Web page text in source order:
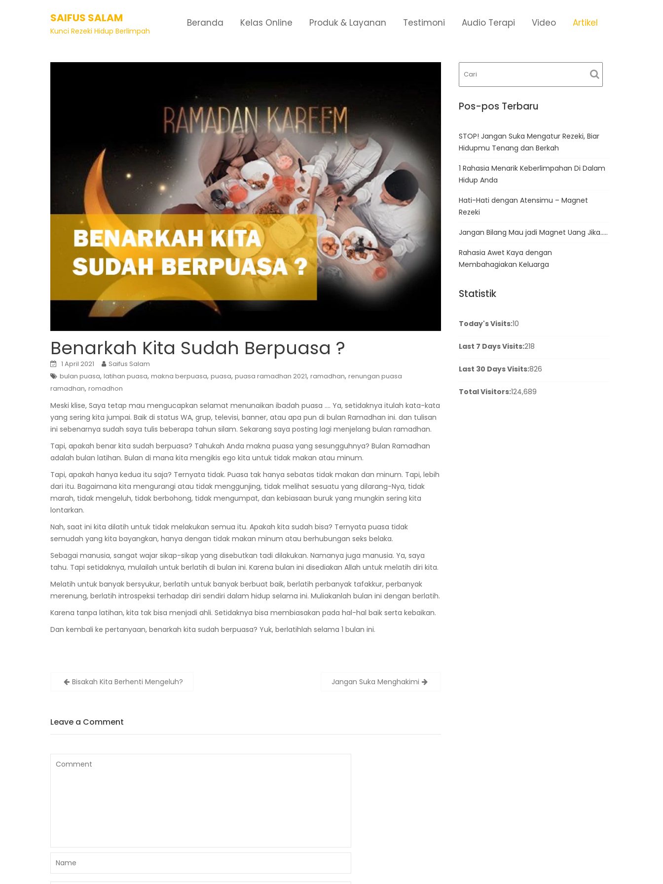
SAIFUS SALAM
Kunci Rezeki Hidup Berlimpah
Beranda Kelas Online Produk & Layanan Testimoni Audio Terapi Video Artikel
Artikel
Benarkah Kita Sudah Berpuasa ?
1 April 2021
Saifus Salam
bulan puasa, latihan puasa, makna berpuasa, puasa, puasa ramadhan 2021, ramadhan, renungan puasa
ramadhan, romadhon
Meski klise, Saya tetap mau mengucapkan selamat menunaikan ibadah puasa …. Ya, setidaknya itulah kata-kata
yang sering kita jumpai. Baik di status WA, grup, televisi, banner, atau apa pun di bulan Ramadhan ini. dan tulisan
ini sebenarnya sudah saya tulis beberapa tahun silam. Sekarang saya posting lagi menjelang bulan ramadhan.
Tapi, apakah benar kita sudah berpuasa? Tahukah Anda makna puasa yang sesungguhnya? Bulan Ramadhan
adalah bulan latihan. Bulan di mana kita mengikis ego kita untuk tidak makan atau minum.
Tapi, apakah hanya kedua itu saja? Ternyata tidak. Puasa tak hanya sebatas tidak makan dan minum. Tapi, lebih
dari itu. Bagaimana kita mengurangi atau tidak menggunjing, tidak melihat sesuatu yang dilarang-Nya, tidak
marah, tidak mengeluh, tidak berbohong, tidak mengumpat, dan kebiasaan buruk yang mungkin sering kita
lontarkan.
Nah, saat ini kita dilatih untuk tidak melakukan semua itu. Apakah kita sudah bisa? Ternyata puasa tidak
semudah yang kita bayangkan, hanya dengan tidak makan minum atau berhubungan seks belaka.
Sebagai manusia, sangat wajar sikap-sikap yang disebutkan tadi dilakukan. Namanya juga manusia. Ya, saya
tahu. Tapi setidaknya, mulailah untuk berlatih di bulan ini. Karena bulan ini disediakan Allah untuk melatih diri kita.
Melatih untuk banyak bersyukur, berlatih untuk banyak berbuat baik, berlatih perbanyak tafakkur, perbanyak
merenung, berlatih introspeksi terhadap diri sendiri dalam hidup selama ini. Muliakanlah bulan ini dengan berlatih.
Karena tanpa latihan, kita tak bisa menjadi ahli. Setidaknya bisa membiasakan pada hal-hal baik serta kebaikan.
Dan kembali ke pertanyaan, benarkah kita sudah berpuasa? Yuk, berlatihlah selama 1 bulan ini.
Bisakah Kita Berhenti Mengeluh? Jangan Suka Menghakimi
Leave a Comment
Pos-pos Terbaru
STOP! Jangan Suka Mengatur Rezeki, Biar
Hidupmu Tenang dan Berkah
1 Rahasia Menarik Keberlimpahan Di Dalam
Hidup Anda
Hati-Hati dengan Atensimu – Magnet
Rezeki
Jangan Bilang Mau jadi Magnet Uang Jika…..
Rahasia Awet Kaya dengan
Membahagiakan Keluarga
Statistik
Today's Visits:10
Last 7 Days Visits:218
Last 30 Days Visits:826
Total Visitors:124,689